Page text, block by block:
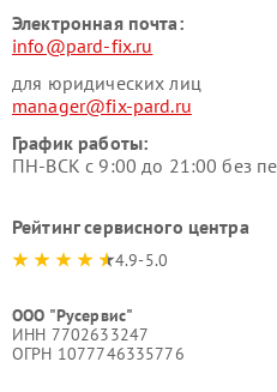
Электронная почта:
info@pard-fix.ru
для юридических лиц
manager@fix-pard.ru
График работы:
ПН-ВСК с 9:00 до 21:00 без
Рейтинг сервисного центра
4.9-5.0
ООО "Русервис"
ИНН 7702633247
ОГРН 1077746335776